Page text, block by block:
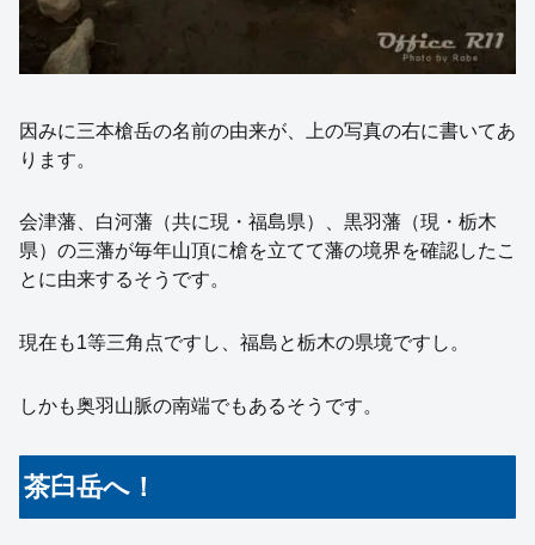
因みに三本槍岳の名前の由来が、上の写真の右に書いてあ
ります。
会津藩、白河藩（共に現・福島県）、黒羽藩（現・栃木
県）の三藩が毎年山頂に槍を立てて藩の境界を確認したこ
とに由来するそうです。
現在も1等三角点ですし、福島と栃木の県境ですし。
しかも奥羽山脈の南端でもあるそうです。
茶臼岳へ！